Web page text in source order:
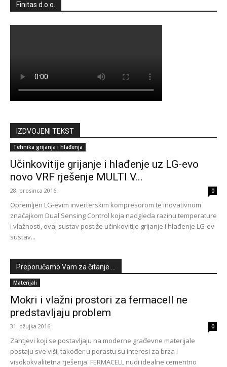
Finitas d.o.o.
IZDVOJENI TEKST
Tehnika grijanja i hlađenja
Učinkovitije grijanje i hlađenje uz LG-evo
novo VRF rješenje MULTI V...
28. prosinca 2016. 0
Opremljen LG-evim inverterskim kompresorom te inovativnom
značajkom Dual Sensing Control koja nadgleda razinu temperature
i vlažnosti, ovaj sustav postiže učinkovitije grijanje i hlađenje LG-ev
sustav...
Preporučamo Vam za čitanje ...
Materijali
Mokri i vlažni prostori za fermacell ne
predstavljaju problem
31. ožujka 2016. 0
Zahtjevi koji se postavljaju na moderne građevne materijale
postaju sve viši, također u porastu su interesi za brza i
visokokvalitetna rješenja. FERMACELL nudi idealne cementno